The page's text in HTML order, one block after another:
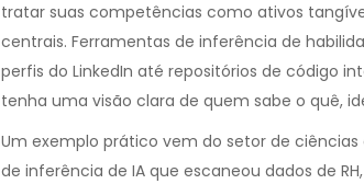
tratar suas competências como ativos
centrais. Ferramentas de inferência de
perfis do LinkedIn até repositórios de código
tenha uma visão clara de quem sabe o quê,
Um exemplo prático vem do setor de
de inferência de IA que escaneou dados de